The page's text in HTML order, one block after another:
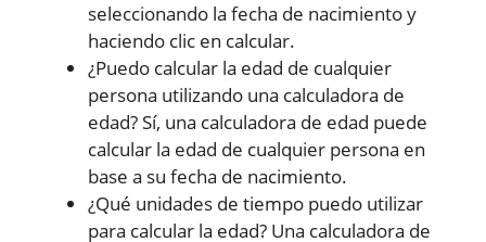
seleccionando la fecha de nacimiento y
haciendo clic en calcular.
¿Puedo calcular la edad de cualquier
persona utilizando una calculadora de
edad? Sí, una calculadora de edad puede
calcular la edad de cualquier persona en
base a su fecha de nacimiento.
¿Qué unidades de tiempo puedo utilizar
para calcular la edad? Una calculadora de